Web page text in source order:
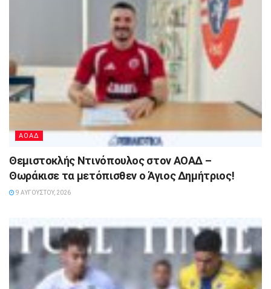
ΑΟΑΔ
Θεμιστοκλής Ντινόπουλος στον ΑΟΑΔ –
Θωράκισε τα μετόπισθεν ο Άγιος Δημήτριος!
9 ΑΥΓΟΎΣΤΟΥ, 2026